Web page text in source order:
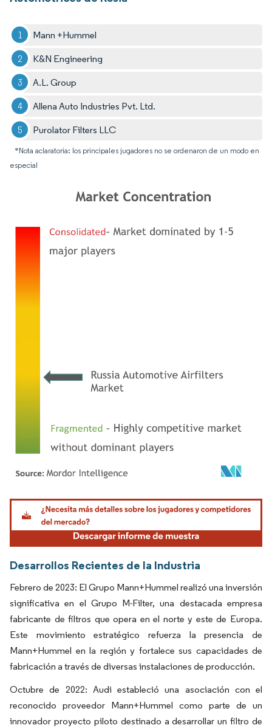
Mann +Hummel
K&N Engineering
A.L. Group
Allena Auto Industries Pvt. Ltd.
Purolator Filters LLC
*Nota aclaratoria: los principales jugadores no se ordenaron de un modo en
especial
Imagen © Mordor Intelligence. El uso requiere atribución según CC BY 4.0.
Desarrollos Recientes de la Industria
Febrero de 2023: El Grupo Mann+Hummel realizó una inversión
significativa en el Grupo M-Filter, una destacada empresa
fabricante de filtros que opera en el norte y este de Europa.
Este movimiento estratégico refuerza la presencia de
Mann+Hummel en la región y fortalece sus capacidades de
fabricación a través de diversas instalaciones de producción.
Octubre de 2022: Audi estableció una asociación con el
reconocido proveedor Mann+Hummel como parte de un
innovador proyecto piloto destinado a desarrollar un filtro de